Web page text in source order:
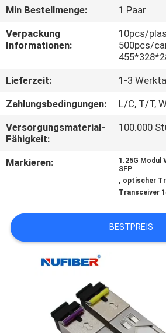
TRETEN
MIT
UNS
IN
VERBINDUNG
FORDERN
SIE
SITEMAP
Min Bestellmenge:
1 Paar
Verpackung
Informationen:
10pcs/
500pcs/
Lieferzeit:
1-3
Zahlungsbedingungen:
L/C, T/T,
Versorgungsmaterial-
Fähigkeit:
100.000
Markieren:
1.25G Modul
SFP
, optischer
Transceiver
BESTPREIS